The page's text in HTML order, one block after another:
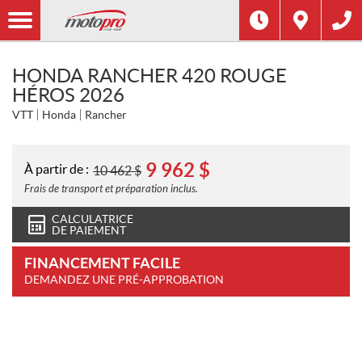
HONDA RANCHER 420 ROUGE
HÉROS 2026
VTT Honda Rancher
À partir de : 10 462$ 9 962 $
Frais de transport et préparation inclus.
CALCULATRICE
DE PAIEMENT
FINANCEMENT FACILE
DEMANDEZ UNE PRÉ-APPROBATION